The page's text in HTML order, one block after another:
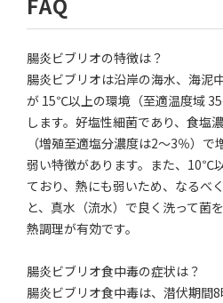
腸炎ビブリオの特徴は？
腸炎ビブリオは沿岸の海水、海泥
が 15℃以上の環境（至適温度域
します。好塩性細菌であり、食塩
（増殖至適塩分濃度は2～3％）
弱い特徴があります。また、10℃
ており、熱にも弱いため、なるべ
と、真水（流水）で良く洗って菌
熱調理が有効です。
腸炎ビブリオ食中毒の症状は？
腸炎ビブリオ食中毒は、潜伏期間8